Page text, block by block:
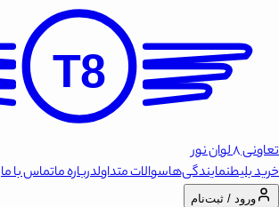
T8
تعاونی 8 لوان نور
خرید بلیطنمایندگی‌هاسوالات متداولدرباره ماتماس با ما
ورود / ثبت‌نام